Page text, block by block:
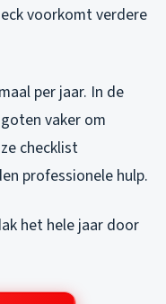
voorkomt verdere
per jaar. In de
vaker om
checklist
professionele hulp.
het hele jaar door